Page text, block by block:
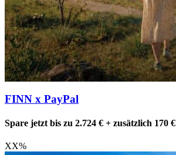
FINN x PayPal
Spare jetzt bis zu 2.724 € + zusätzlich 170 €
XX%